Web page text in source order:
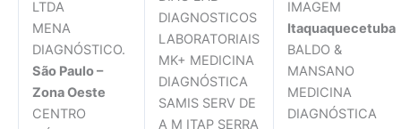
LTDA
MENA
DIAGNÓSTICO.
São Paulo –
Zona Oeste
CENTRO
DIAGNOSTICOS
LABORATORIAIS
MK+ MEDICINA
DIAGNÓSTICA
SAMIS SERV DE
A M ITAP SERRA
IMAGEM
Itaquaquecetuba
BALDO &
MANSANO
MEDICINA
DIAGNÓSTICA